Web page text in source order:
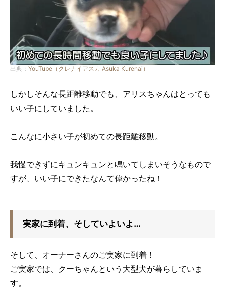
出典： YouTube（クレナイアスカ Asuka Kurenai）
しかしそんな長距離移動でも、アリスちゃんはとっても
いい子にしていました。
こんなに小さい子が初めての長距離移動。
我慢できずにキュンキュンと鳴いてしまいそうなもので
すが、いい子にできたなんて偉かったね！
実家に到着、そしていよいよ…
そして、オーナーさんのご実家に到着！
ご実家では、クーちゃんという大型犬が暮らしていま
す。